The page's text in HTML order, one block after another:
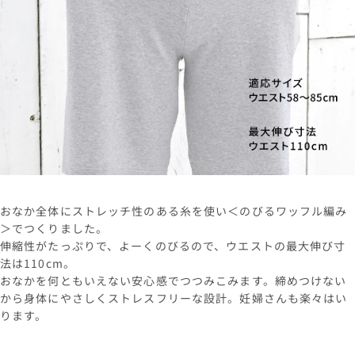
おなか全体にストレッチ性のある糸を使い＜のびるワッフル編み
＞でつくりました。
伸縮性がたっぷりで、よーくのびるので、ウエストの最大伸び寸
法は110cm。
おなかを何ともいえない安心感でつつみこみます。締めつけない
から身体にやさしくストレスフリーな設計。妊婦さんも楽々はい
ります。